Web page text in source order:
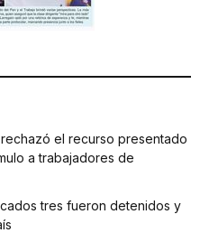
el recurso presentado
a trabajadores de
tres fueron detenidos y